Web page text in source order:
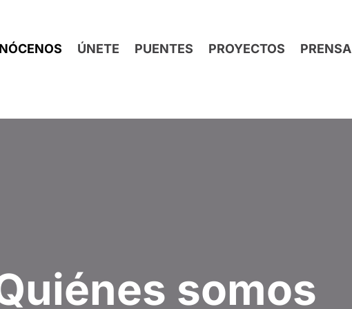
ÚNETE PUENTES PROYECTOS PRENSA
somos